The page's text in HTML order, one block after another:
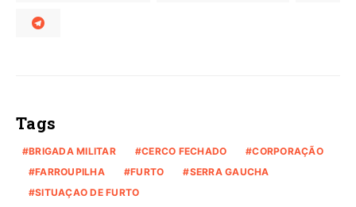
Tags
BRIGADA MILITAR CERCO FECHADO
CORPORAÇÃO
FARROUPILHA
FURTO
SERRA GAUCHA
SITUAÇAO DE FURTO